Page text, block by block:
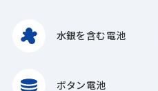
水銀を含む電池
ボタン電池